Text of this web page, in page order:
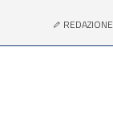
REDAZIONE